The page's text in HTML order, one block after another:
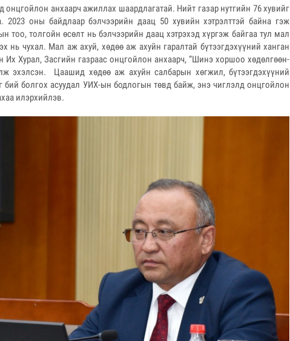
анхаарч ажиллах шаардлагатай. Нийт газар нутгийн 76 хувийг
2023 оны байдлаар бэлчээрийн даац 50 хувийн хэтрэлттэй байна гэж
тоо, толгойн өсөлт нь бэлчээрийн даац хэтрэхэд хүргэж байгаа тул мал
нь чухал. Мал аж ахуй, хөдөө аж ахуйн гаралтай бүтээгдэхүүний ханган
Их Хурал, Засгийн газраас онцгойлон анхаарч, “Шинэ хоршоо хөдөлгөөн-
эхэлсэн. Цаашид хөдөө аж ахуйн салбарын хөгжил, бүтээгдэхүүний
бий болгох асуудал УИХ-ын бодлогын төвд байж, энэ чиглэлд онцгойлон
илэрхийлэв.